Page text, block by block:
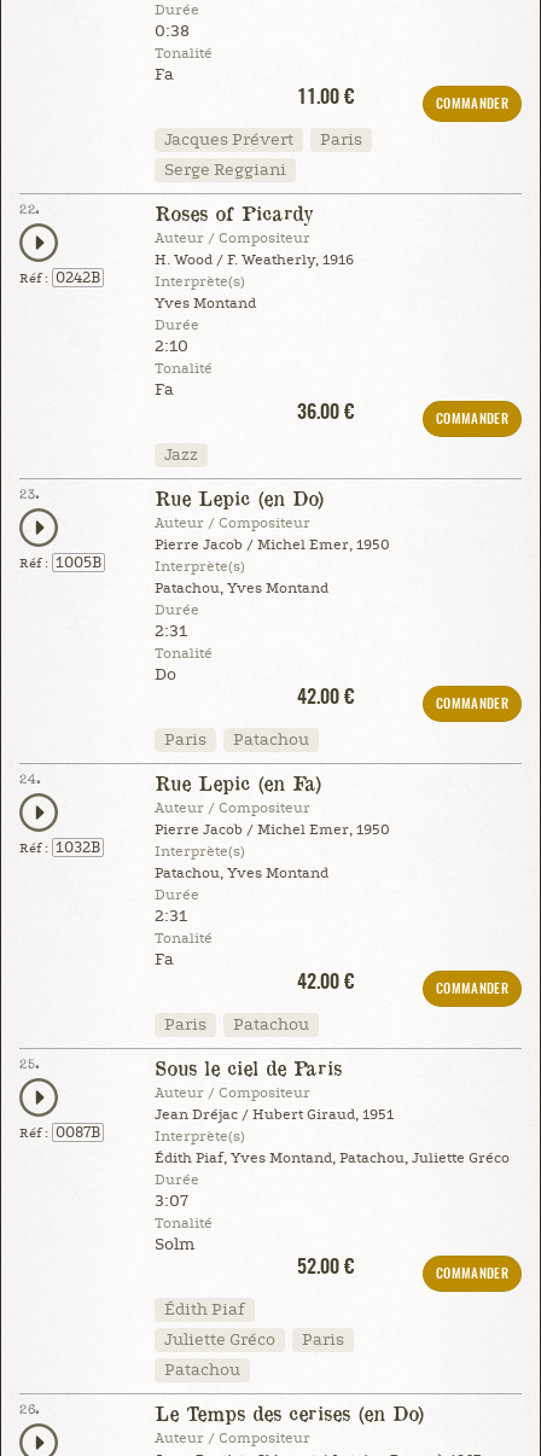
Durée
0:38
Tonalité
Fa
11.00 €
COMMANDER
Jacques Prévert
Paris
Serge Reggiani
22.
Réf : 0242B
Roses of Picardy
Auteur / Compositeur
H. Wood / F. Weatherly, 1916
Interprète(s)
Yves Montand
Durée
2:10
Tonalité
Fa
36.00 €
COMMANDER
Jazz
23.
Réf : 1005B
Rue Lepic (en Do)
Auteur / Compositeur
Pierre Jacob / Michel Emer, 1950
Interprète(s)
Patachou, Yves Montand
Durée
2:31
Tonalité
Do
42.00 €
COMMANDER
Paris Patachou
24.
Réf : 1032B
Rue Lepic (en Fa)
Auteur / Compositeur
Pierre Jacob / Michel Emer, 1950
Interprète(s)
Patachou, Yves Montand
Durée
2:31
Tonalité
Fa
42.00 €
COMMANDER
Paris Patachou
25.
Réf : 0087B
Sous le ciel de Paris
Auteur / Compositeur
Jean Dréjac / Hubert Giraud, 1951
Interprète(s)
Édith Piaf, Yves Montand, Patachou, Juliette Gréco
Durée
3:07
Tonalité
Solm
52.00 €
COMMANDER
Édith Piaf
Juliette Gréco
Paris
Patachou
26. Le Temps des cerises (en Do)
Auteur / Compositeur